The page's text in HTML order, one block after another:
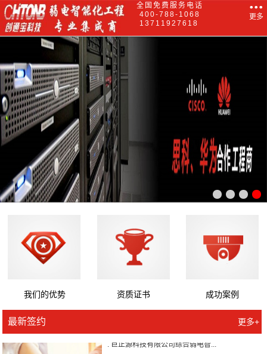
全国免费服务电话
400-788-1068
13711927618
更多
我们的优势 资质证书 成功案例
最新签约 更多+
. 广州壹加壹整形美容医院有限公...
. 东莞市塘厦水霖学校弱电系统智...